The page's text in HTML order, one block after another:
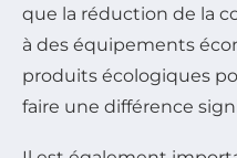
que la réduction de la
à des équipements
produits écologiques
faire une différence